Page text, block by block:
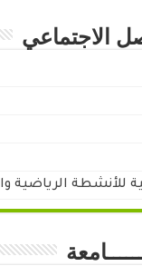
الاجتماعي
للأنشطة الرياضية